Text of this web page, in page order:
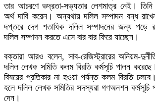
তার আচরণে ভদ্রতা-সভ্যতার লেশমাত্র নেই।
অর্থ দাবি করেন। অন্যথায় দলিল সম্পাদন বন্ধ
দপ্তরে দেগ শতাধিক দলিল সম্পাদনের জন্য পড়ে
দলিল সম্পাদন করতে এসে বার বার ফিরে যাচ্ছেন।
বক্তারা আরও বলেন, সাব-রেজিস্ট্রারের অনিয়ম-
দলিল লেখক সমিতি কলম বিরতি কর্মসূচি পালন
বিষয়ের প্রতিকার না হওয়া পর্যন্ত কলম বিরতি
হলে দলিল লেখক সমিতির সদস্যরা গণঅনশন কর্মসূচি
দেন।